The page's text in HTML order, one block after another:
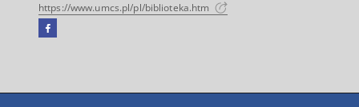
https://www.umcs.pl/pl/biblioteka.htm
Facebook
się